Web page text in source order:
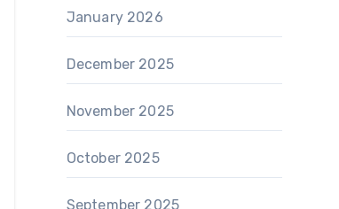
January 2026
December 2025
November 2025
October 2025
September 2025